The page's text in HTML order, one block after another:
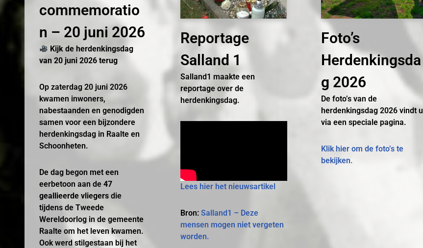
commemoratio
n – 20 juni 2026
Kijk de herdenkingsdag
van 20 juni 2026 terug
Op zaterdag 20 juni 2026
kwamen inwoners,
nabestaanden en genodigden
samen voor een bijzondere
herdenkingsdag in Raalte en
Schoonheten.
De dag begon met een
eerbetoon aan de 47
geallieerde vliegers die
tijdens de Tweede
Wereldoorlog in de gemeente
Raalte om het leven kwamen.
Ook werd stilgestaan bij het
Reportage
Salland 1
Salland1 maakte een
reportage over de
herdenkingsdag.
Lees hier het nieuwsartikel
Bron: Salland1 – Deze
mensen mogen niet vergeten
worden.
Foto’s
Herdenkingsda
g 2026
De foto’s van de
herdenkingsdag 2026 vindt u
via een speciale pagina.
Klik hier om de foto’s te
bekijken.